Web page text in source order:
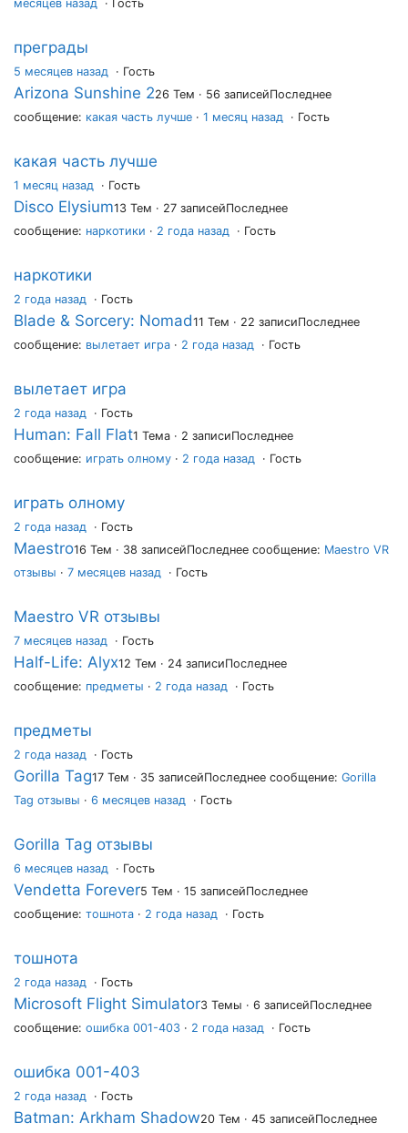
месяцев назад · Гость
преграды
5 месяцев назад · Гость
Arizona Sunshine 226 Тем · 56 записейПоследнее
сообщение: какая часть лучше · 1 месяц назад · Гость
какая часть лучше
1 месяц назад · Гость
Disco Elysium13 Тем · 27 записейПоследнее
сообщение: наркотики · 2 года назад · Гость
наркотики
2 года назад · Гость
Blade & Sorcery: Nomad11 Тем · 22 записиПоследнее
сообщение: вылетает игра · 2 года назад · Гость
вылетает игра
2 года назад · Гость
Human: Fall Flat1 Тема · 2 записиПоследнее
сообщение: играть олному · 2 года назад · Гость
играть олному
2 года назад · Гость
Maestro16 Тем · 38 записейПоследнее сообщение: Maestro VR
отзывы · 7 месяцев назад · Гость
Maestro VR отзывы
7 месяцев назад · Гость
Half-Life: Alyx12 Тем · 24 записиПоследнее
сообщение: предметы · 2 года назад · Гость
предметы
2 года назад · Гость
Gorilla Tag17 Тем · 35 записейПоследнее сообщение: Gorilla
Tag отзывы · 6 месяцев назад · Гость
Gorilla Tag отзывы
6 месяцев назад · Гость
Vendetta Forever5 Тем · 15 записейПоследнее
сообщение: тошнота · 2 года назад · Гость
тошнота
2 года назад · Гость
Microsoft Flight Simulator3 Темы · 6 записейПоследнее
сообщение: ошибка 001-403 · 2 года назад · Гость
ошибка 001-403
2 года назад · Гость
Batman: Arkham Shadow20 Тем · 45 записейПоследнее